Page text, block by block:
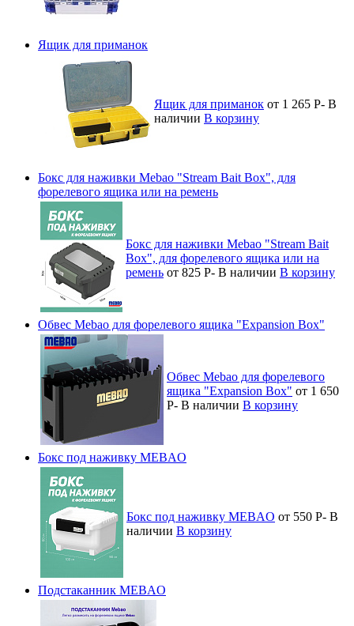
Ящик для приманок
Ящик для приманок от 1 265 Р- В
наличии В корзину
Бокс для наживки Mebao "Stream Bait Box", для
форелевого ящика или на ремень
Бокс для наживки Mebao "Stream Bait
Box", для форелевого ящика или на
ремень от 825 Р- В наличии В корзину
Обвес Mebao для форелевого ящика "Expansion Box"
Обвес Mebao для форелевого
ящика "Expansion Box" от 1 650
Р- В наличии В корзину
Бокс под наживку MEBAO
Бокс под наживку MEBAO от 550 Р- В
наличии В корзину
Подстаканник MEBAO